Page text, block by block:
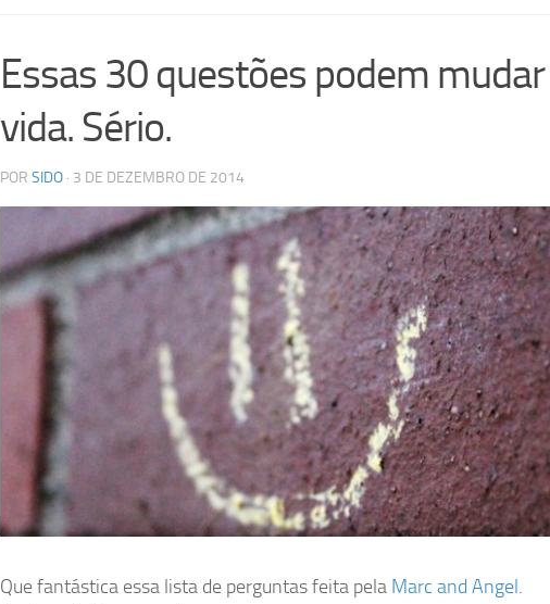
Essas 30 questões podem
vida. Sério.
POR SIDO · 3 DE DEZEMBRO DE 2014
Que fantástica essa lista de perguntas feita pela Marc and Angel.